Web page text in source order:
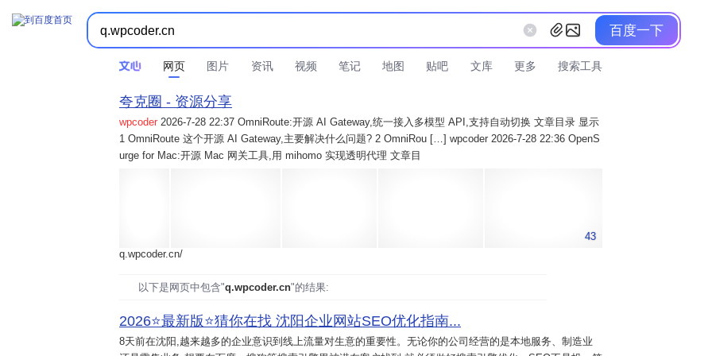
百度一下
网页 图片 资讯 视频 笔记 地图 贴吧 文库 更多 搜索工具
夸克圈 - 资源分享
wpcoder 2026-7-28 22:37 OmniRoute:开源 AI Gateway,统一接入多模型 API,支持自动切换 文章目录 显示
1 OmniRoute 这个开源 AI Gateway,主要解决什么问题? 2 OmniRou […] wpcoder 2026-7-28 22:36 OpenS
urge for Mac:开源 Mac 网关工具,用 mihomo 实现透明代理 文章目
43
q.wpcoder.cn/
以下是网页中包含"q.wpcoder.cn"的结果:
2026⭐️最新版⭐️猜你在找 沈阳企业网站SEO优化指南...
8天前在沈阳,越来越多的企业意识到线上流量对生意的重要性。无论你的公司经营的是本地服务、制造业